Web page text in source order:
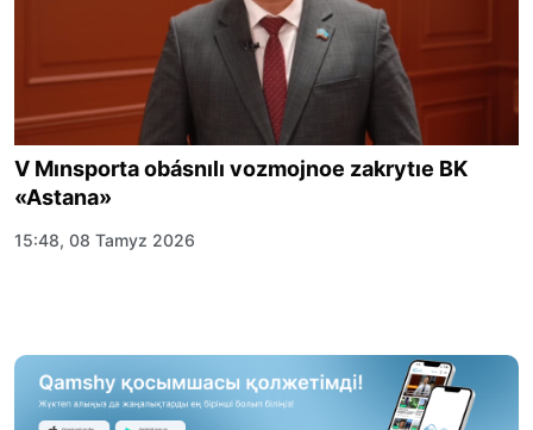
V Mınsporta obásnılı vozmojnoe zakrytıe BK
«Astana»
15:48, 08 Tamyz 2026